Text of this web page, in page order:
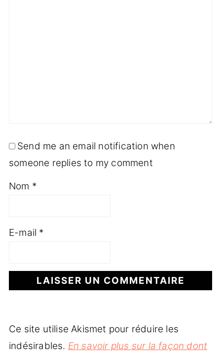
Send me an email notification when
someone replies to my comment
Nom *
E-mail *
Ce site utilise Akismet pour réduire les
indésirables. En savoir plus sur la façon dont